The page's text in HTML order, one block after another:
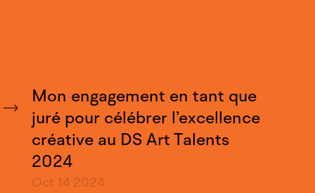
Mon engagement en tant que
juré pour célébrer l’excellence
créative au DS Art Talents
2024
Oct 14 2024